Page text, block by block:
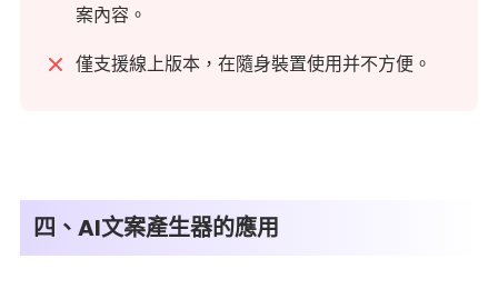
案內容。
僅支援線上版本，在隨身裝置使用并不方便。
四、AI文案產生器的應用